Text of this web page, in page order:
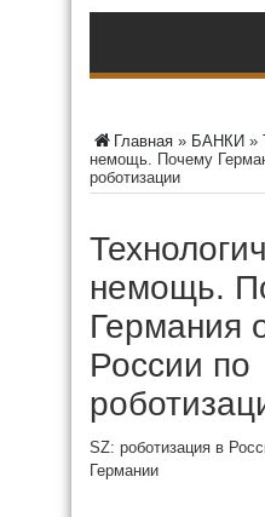
Главная » БАНКИ »
немощь. Почему
роботизации
немощь.
Германия
России по
SZ: роботизация в
Германии